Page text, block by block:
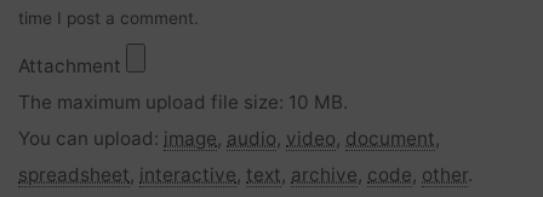
time I post a comment.
Attachment
The maximum upload file size: 10 MB.
You can upload: image, audio, video, document,
spreadsheet, interactive, text, archive, code, other.